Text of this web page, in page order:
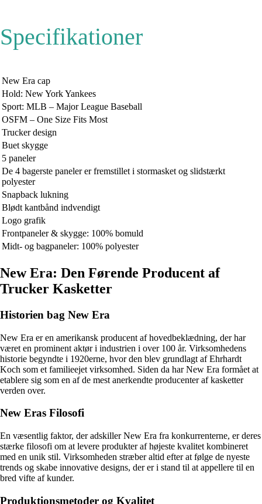
Specifikationer
New Era cap
Hold: New York Yankees
Sport: MLB – Major League Baseball
OSFM – One Size Fits Most
Trucker design
Buet skygge
5 paneler
De 4 bagerste paneler er fremstillet i stormasket og slidstærkt
polyester
Snapback lukning
Blødt kantbånd indvendigt
Logo grafik
Frontpaneler & skygge: 100% bomuld
Midt- og bagpaneler: 100% polyester
New Era: Den Førende Producent af
Trucker Kasketter
Historien bag New Era
New Era er en amerikansk producent af hovedbeklædning, der har
været en prominent aktør i industrien i over 100 år. Virksomhedens
historie begyndte i 1920erne, hvor den blev grundlagt af Ehrhardt
Koch som et familieejet virksomhed. Siden da har New Era formået at
etablere sig som en af de mest anerkendte producenter af kasketter
verden over.
New Eras Filosofi
En væsentlig faktor, der adskiller New Era fra konkurrenterne, er deres
stærke filosofi om at levere produkter af højeste kvalitet kombineret
med en unik stil. Virksomheden stræber altid efter at følge de nyeste
trends og skabe innovative designs, der er i stand til at appellere til en
bred vifte af kunder.
Produktionsmetoder og Kvalitet